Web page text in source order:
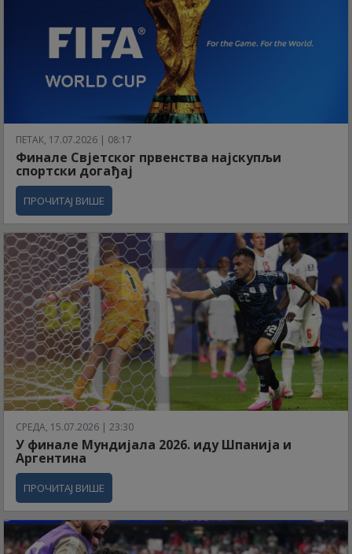
ПЕТАК, 17.07.2026 | 08:17
Финале Свјетског првенства најскупљи
спортски догађај
ПРОЧИТАЈ ВИШЕ
СРЕДА, 15.07.2026 | 23:30
У финале Мундијала 2026. иду Шпанија и
Аргентина
ПРОЧИТАЈ ВИШЕ